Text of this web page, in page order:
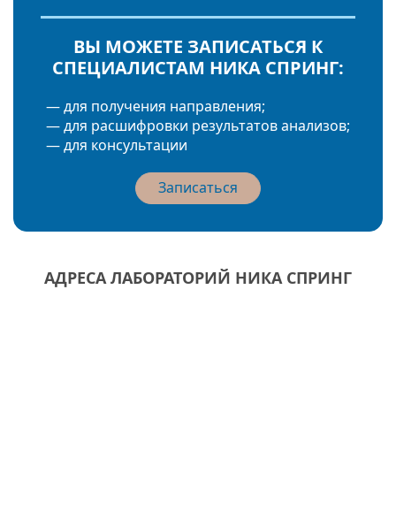
ВЫ МОЖЕТЕ ЗАПИСАТЬСЯ К
СПЕЦИАЛИСТАМ НИКА СПРИНГ:
— для получения направления;
— для расшифровки результатов анализов;
— для консультации
Записаться
АДРЕСА ЛАБОРАТОРИЙ НИКА СПРИНГ